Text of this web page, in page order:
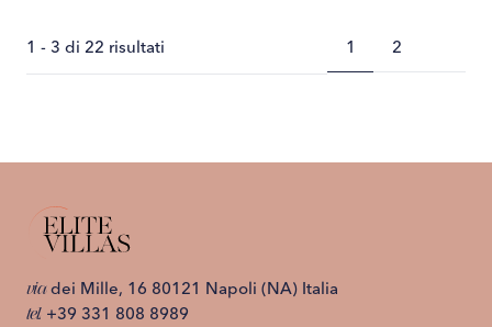
1 - 3 di 22 risultati 1 2
viadei Mille, 16 80121 Napoli (NA) Italia
tel. +39 331 808 8989